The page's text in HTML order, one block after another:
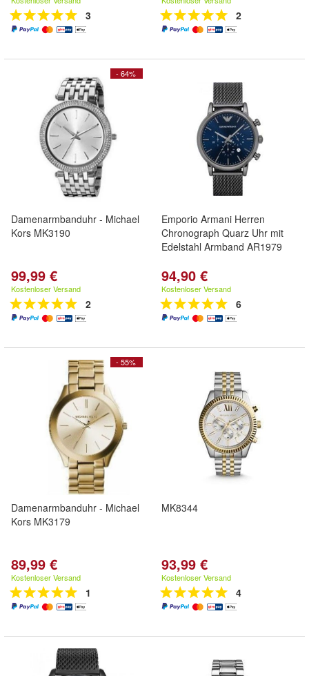
3 2
- 64%
Damenarmbanduhr - Michael
Kors MK3190
99,99 €
Kostenloser Versand
2
Emporio Armani Herren
Chronograph Quarz Uhr mit
Edelstahl Armband AR1979
94,90 €
Kostenloser Versand
6
- 55%
Damenarmbanduhr - Michael
Kors MK3179
89,99 €
Kostenloser Versand
1
MK8344
93,99 €
Kostenloser Versand
4